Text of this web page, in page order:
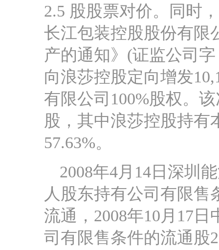
2.5 股股票对价。同时
长江包装控股股份有限
产的通知》(证监公司
向浪莎控股定向增发
有限公司100%股权。
股，其中浪莎控股持有
57.63%。
2008年4月14日深圳
人股东持有公司有限售
流通，2008年10月17
司有限售条件的流通股